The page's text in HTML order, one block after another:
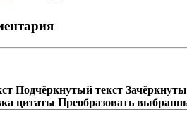
Подчёркнутый текст
цитаты Преобразовать